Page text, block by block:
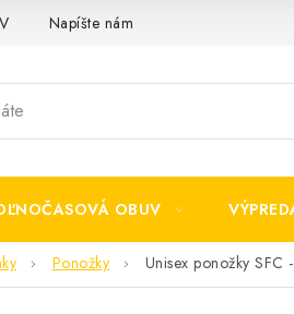
Napíšte nám
OBUV
Ponožky Unisex ponožky